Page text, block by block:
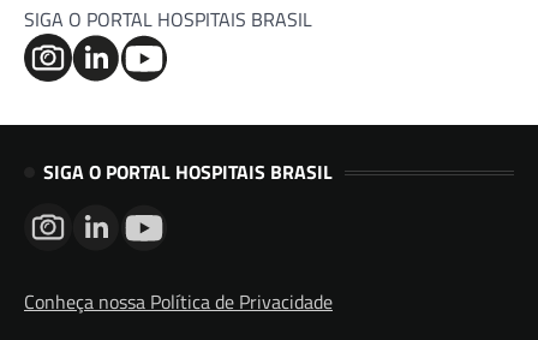
SIGA O PORTAL HOSPITAIS BRASIL
SIGA O PORTAL HOSPITAIS BRASIL
Conheça nossa Política de Privacidade